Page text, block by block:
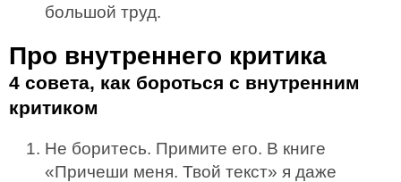
большой труд.
Про внутреннего критика
4 совета, как бороться с внутренним
критиком
Не боритесь. Примите его. В книге
«Причеши меня. Твой текст» я даже